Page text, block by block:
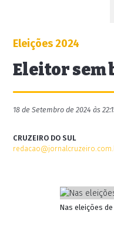
Eleições 2024
Eleitor sem
18 de Setembro de 2024 às
CRUZEIRO DO SUL
Nas eleições de